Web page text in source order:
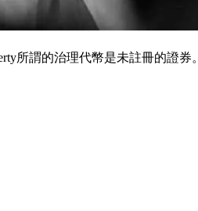
所謂的治理代幣是未註冊的證